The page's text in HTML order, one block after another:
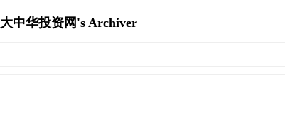
大中华投资网's Archiver